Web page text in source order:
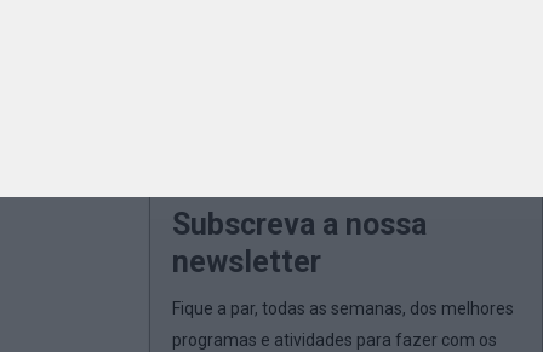
Subscreva a nossa
newsletter
Fique a par, todas as semanas, dos melhores
programas e atividades para fazer com os